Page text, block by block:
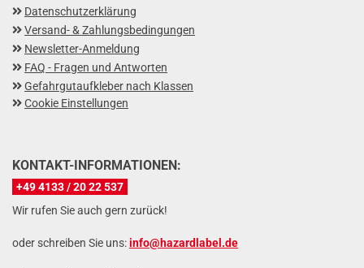
Datenschutzerklärung
Versand- & Zahlungsbedingungen
Newsletter-Anmeldung
FAQ - Fragen und Antworten
Gefahrgutaufkleber nach Klassen
Cookie Einstellungen
KONTAKT-INFORMATIONEN:
+49 4133 / 20 22 537
Wir rufen Sie auch gern zurück!
oder schreiben Sie uns:info@hazardlabel.de